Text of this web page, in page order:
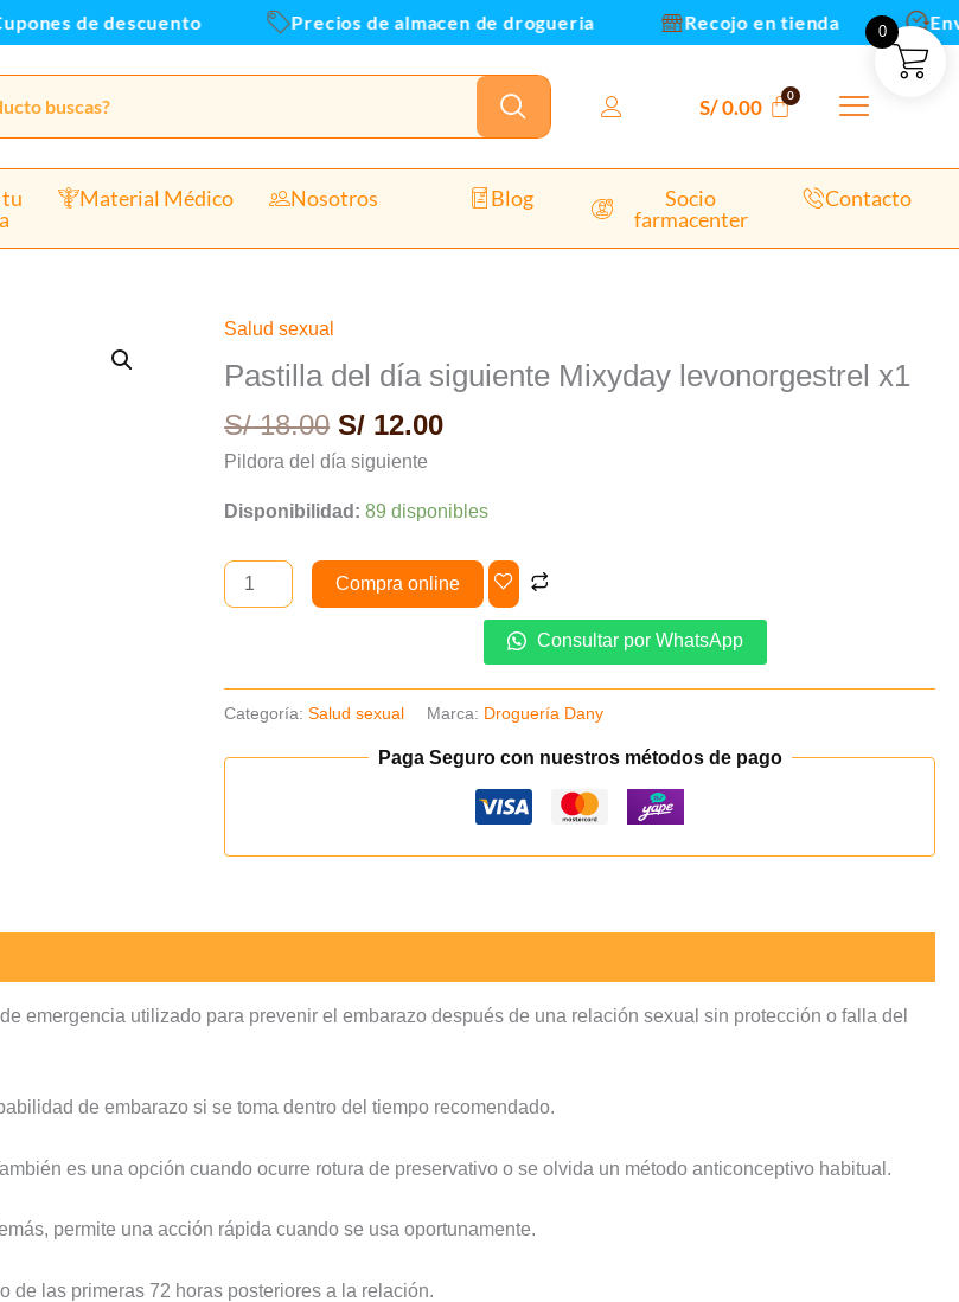
de descuento Precios de almacen de drogueria Recojo en tienda
S/0.00
Material Médico Nosotros Blog
Socio
farmacenter
Contacto
Salud sexual
Pastilla del día siguiente Mixyday levonorgestrel x1
S/18.00
precio
original
era:
S/ 18.00.
S/ 12.00
precio
actual
es:
Pildora del día siguiente
Disponibilidad: 89 disponibles
Pastilla
del
siguiente
Mixyday
x1
Compra online
Consultar por WhatsApp
Categoría:Salud sexual Marca: Droguería Dany
Paga Seguro con nuestros métodos de pago
emergencia utilizado para prevenir el embarazo después de una relación sexual sin protección o falla del
de embarazo si se toma dentro del tiempo recomendado.
es una opción cuando ocurre rotura de preservativo o se olvida un método anticonceptivo habitual.
permite una acción rápida cuando se usa oportunamente.
de las primeras 72 horas posteriores a la relación.
0